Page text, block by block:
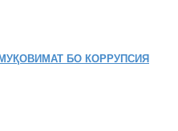
БО КОРРУПСИЯ